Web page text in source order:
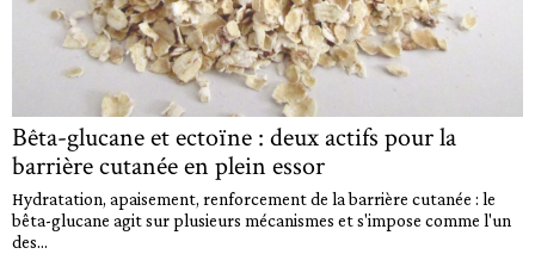
Bêta-glucane et ectoïne : deux actifs pour la
barrière cutanée en plein essor
Hydratation, apaisement, renforcement de la barrière cutanée : le
bêta-glucane agit sur plusieurs mécanismes et s'impose comme l'un
des...